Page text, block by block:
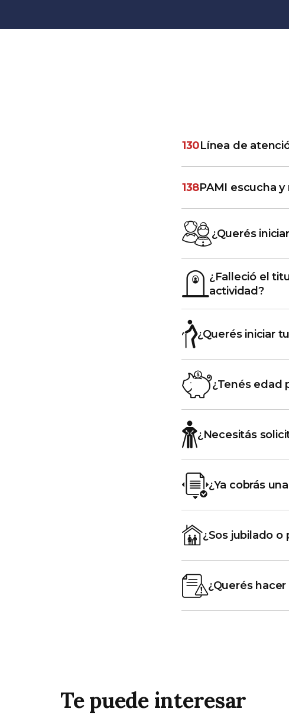
130Línea de
138PAMI escucha
¿Querés
¿Falleció el
actividad?
¿Querés iniciar
¿Tenés edad
¿Necesitás
¿Ya cobrás
¿Sos jubilado
¿Querés
Te puede interesar